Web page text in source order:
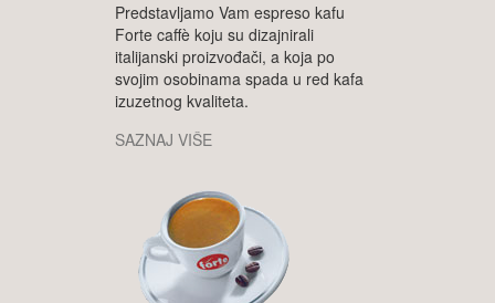
Predstavljamo Vam espreso kafu
Forte caffè koju su dizajnirali
italijanski proizvođači, a koja po
svojim osobinama spada u red kafa
izuzetnog kvaliteta.
SAZNAJ VIŠE